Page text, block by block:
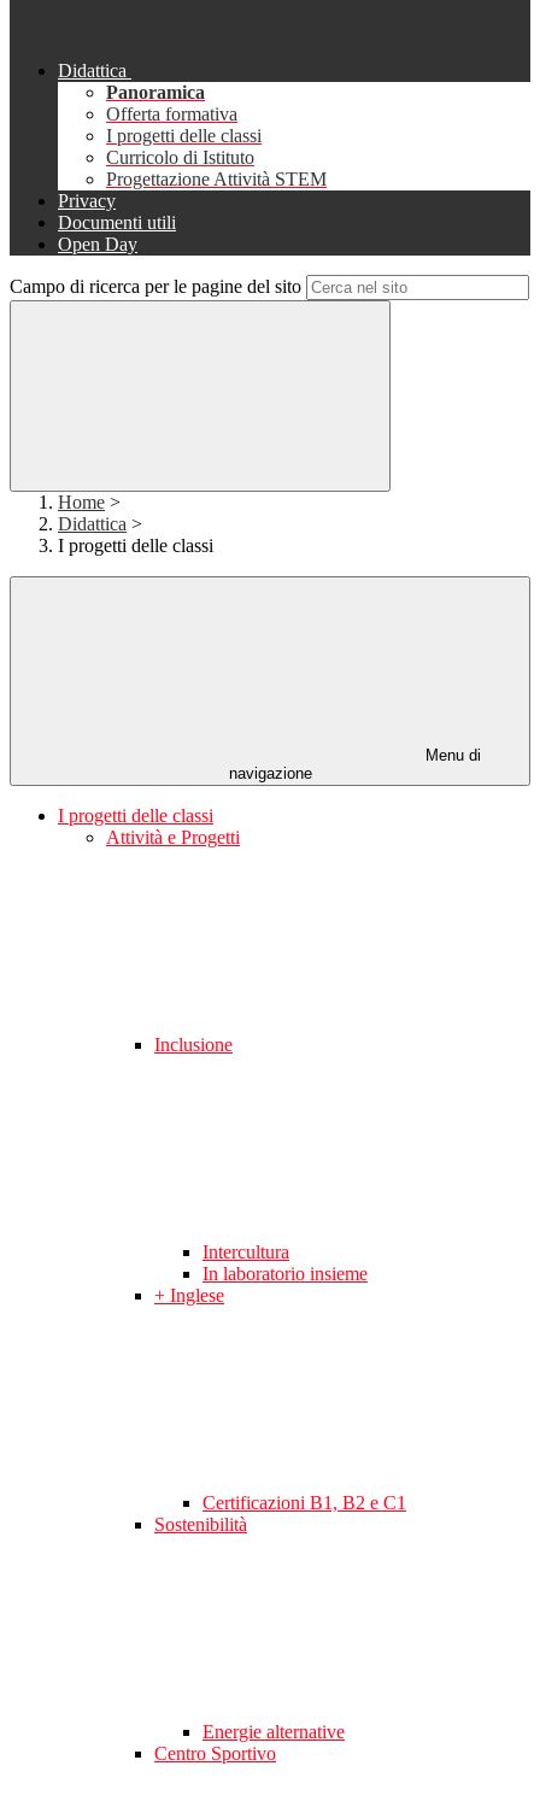
Didattica
Panoramica
Offerta formativa
I progetti delle classi
Curricolo di Istituto
Progettazione Attività STEM
Privacy
Documenti utili
Open Day
Campo di ricerca per le pagine del sito
Home >
Didattica >
I progetti delle classi
Menu di
navigazione
I progetti delle classi
Attività e Progetti
Inclusione
Intercultura
In laboratorio insieme
+ Inglese
Certificazioni B1, B2 e C1
Sostenibilità
Energie alternative
Centro Sportivo